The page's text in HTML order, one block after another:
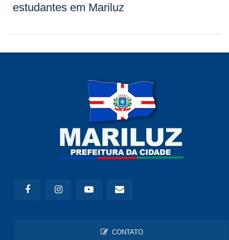
estudantes em Mariluz
CONTATO